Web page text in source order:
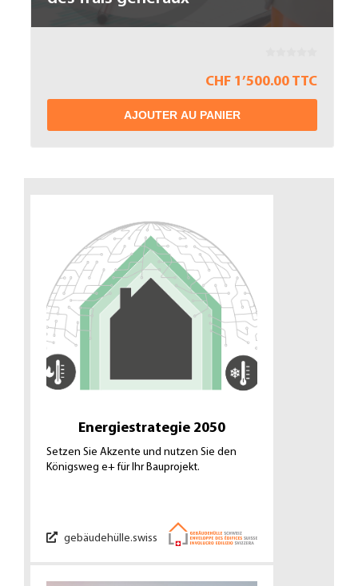
CHF 1’500.00 TTC
AJOUTER AU PANIER
Energiestrategie 2050
Setzen Sie Akzente und nutzen Sie den
Königsweg e+ für Ihr Bauprojekt.
gebäudehülle.swiss